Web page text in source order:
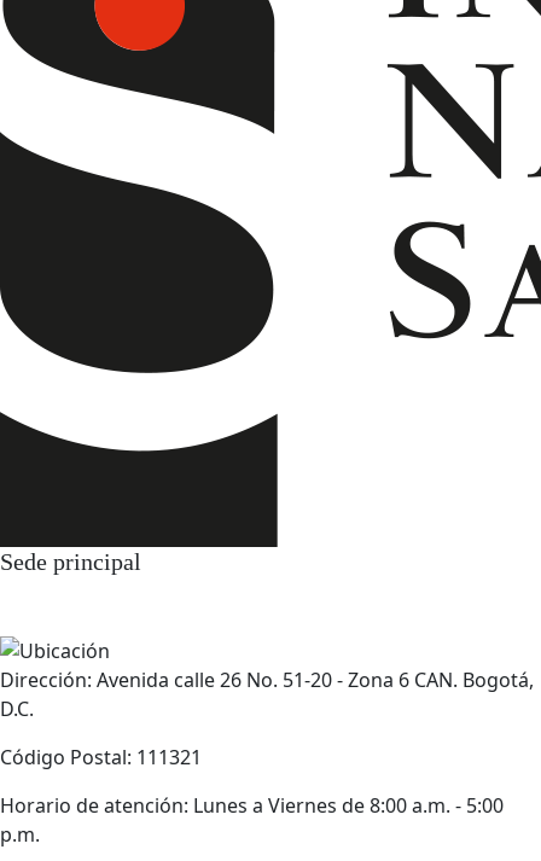
Sede principal
Dirección: Avenida calle 26 No. 51-20 - Zona 6 CAN. Bogotá,
D.C.
Código Postal: 111321
Horario de atención: Lunes a Viernes de 8:00 a.m. - 5:00
p.m.